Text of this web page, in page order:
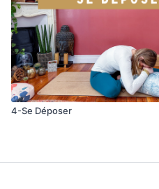
l’immobilité et laisse ton
pour relâcher tout son
Ce module peut être fait
plus) ou en complément
programme STRESS ET
4-Se Déposer